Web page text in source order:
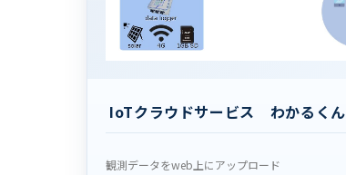
IoTクラウドサービス わかるくん
観測データをweb上にアップロード